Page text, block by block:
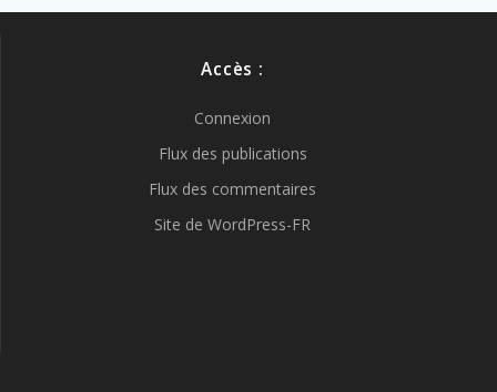
Accès :
Connexion
Flux des publications
Flux des commentaires
Site de WordPress-FR